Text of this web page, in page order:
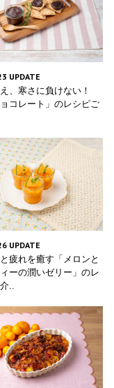
UPDATE
、寒さに負けない！
ョコレート」のレシピご
UPDATE
疲れを癒す「メロンと
ーの潤いゼリー」のレ
..